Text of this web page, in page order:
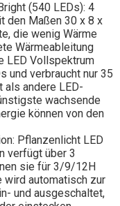
(540 LEDs): 4
den Maßen 30 x 8 x
die wenig Wärme
Wärmeableitung
LED Vollspektrum
und verbraucht nur 35
als andere LED-
wachsende
können von den
Pflanzenlicht LED
verfügt über 3
sie für 3/9/12H
wird automatisch zur
und ausgeschaltet,